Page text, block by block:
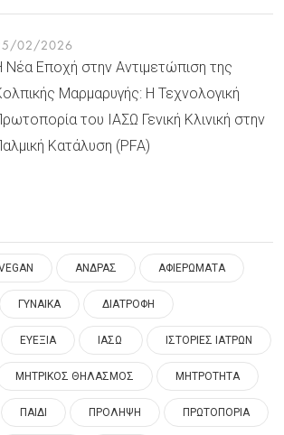
02/2026
Νέα Εποχή στην Αντιμετώπιση της
Μαρμαρυγής: Η Τεχνολογική
του ΙΑΣΩ Γενική Κλινική στην
Κατάλυση (PFA)
ΑΝΔΡΑΣ ΑΦΙΕΡΩΜΑΤΑ
ΓΥΝΑΙΚΑ ΔΙΑΤΡΟΦΗ
ΕΥΕΞΙΑ ΙΑΣΩ ΙΣΤΟΡΙΕΣ ΙΑΤΡΩΝ
ΜΗΤΡΙΚΟΣ ΘΗΛΑΣΜΟΣ ΜΗΤΡΟΤΗΤΑ
ΠΑΙΔΙ ΠΡΟΛΗΨΗ ΠΡΩΤΟΠΟΡΙΑ